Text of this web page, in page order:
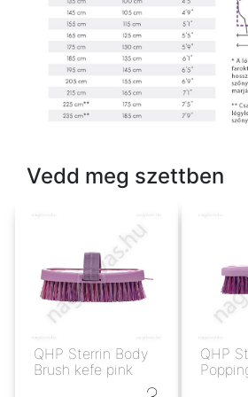
Vedd meg szettben
QHP Sterrin Body
Brush kefe pink
QHP